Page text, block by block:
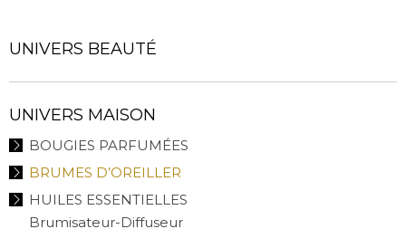
UNIVERS BEAUTÉ
UNIVERS MAISON
BOUGIES PARFUMÉES
BRUMES D’OREILLER
HUILES ESSENTIELLES
Brumisateur-Diffuseur